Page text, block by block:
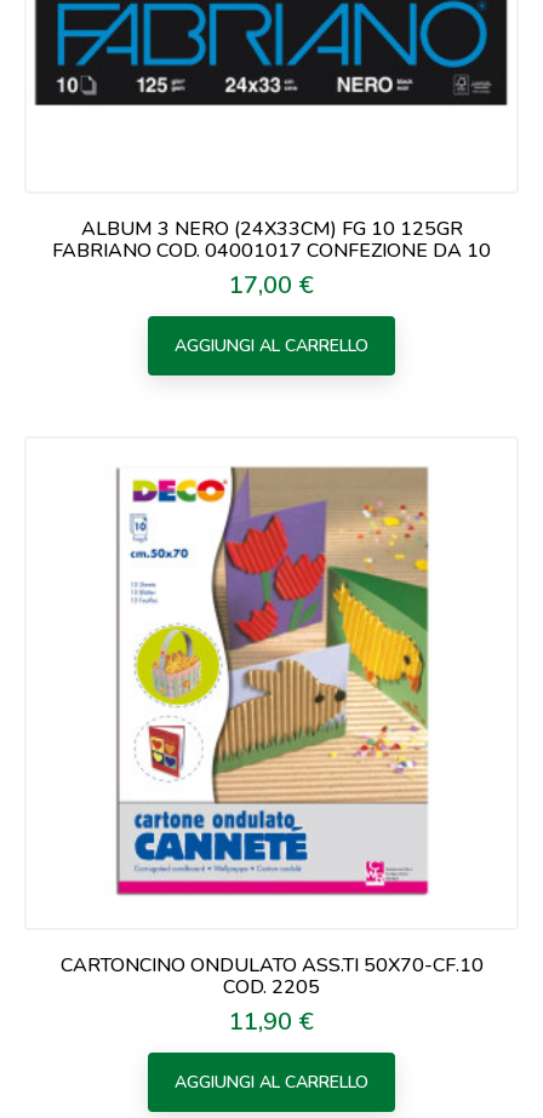
ALBUM 3 NERO (24X33CM) FG 10 125GR
FABRIANO COD. 04001017 CONFEZIONE DA 10
Prezzo
17,00 €
AGGIUNGI AL CARRELLO
CARTONCINO ONDULATO ASS.TI 50X70-CF.10
COD. 2205
Prezzo
11,90 €
AGGIUNGI AL CARRELLO